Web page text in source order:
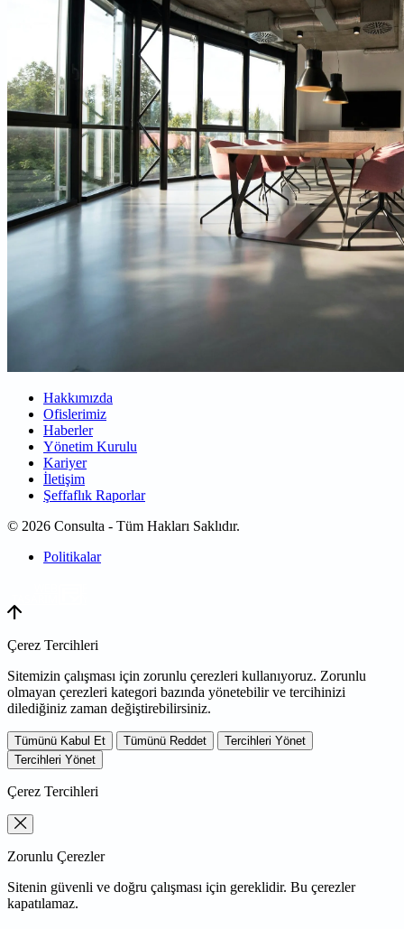
Hakkımızda
Ofislerimiz
Haberler
Yönetim Kurulu
Kariyer
İletişim
Şeffaflık Raporlar
© 2026 Consulta - Tüm Hakları Saklıdır.
Politikalar
Çerez Tercihleri
Sitemizin çalışması için zorunlu çerezleri kullanıyoruz. Zorunlu
olmayan çerezleri kategori bazında yönetebilir ve tercihinizi
dilediğiniz zaman değiştirebilirsiniz.
Tümünü Kabul Et Tümünü Reddet
Tercihleri Yönet
Tercihleri Yönet
Çerez Tercihleri
Zorunlu Çerezler
Sitenin güvenli ve doğru çalışması için gereklidir. Bu çerezler
kapatılamaz.